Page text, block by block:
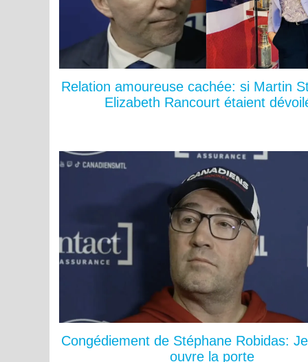
Relation amoureuse cachée: si Martin
Elizabeth Rancourt étaient
Congédiement de Stéphane Robidas:
ouvre la porte